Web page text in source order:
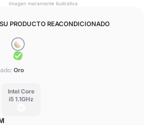
Imagen meramente ilustrativa
PRODUCTO REACONDICIONADO
Oro
Intel Core
i5 1.1GHz